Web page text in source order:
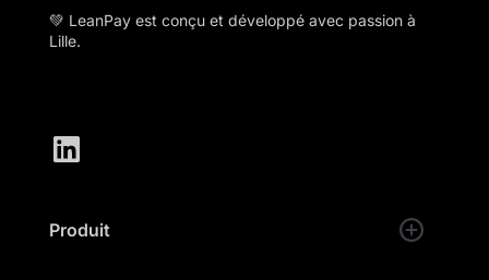
💚 LeanPay est conçu et développé avec passion à
Lille.
Produit